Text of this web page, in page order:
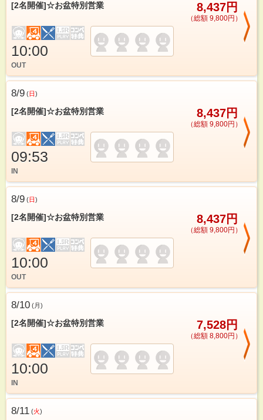
[2名開催]☆お盆特別営業 8,437円
（総額 9,800円）
10:00
OUT
8/9 (日)
[2名開催]☆お盆特別営業 8,437円
（総額 9,800円）
09:53
IN
8/9 (日)
[2名開催]☆お盆特別営業 8,437円
（総額 9,800円）
10:00
OUT
8/10 (月)
[2名開催]☆お盆特別営業 7,528円
（総額 8,800円）
10:00
IN
8/11 (火)